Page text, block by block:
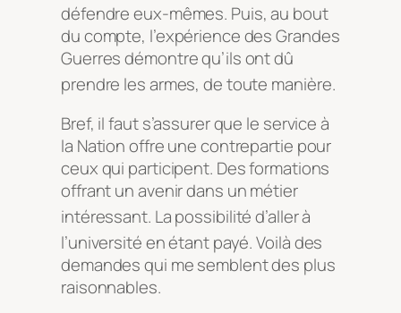
défendre eux-mêmes. Puis, au bout
du compte, l’expérience des Grandes
Guerres démontre qu’ils ont dû
prendre les armes, de toute manière.
Bref, il faut s’assurer que le service à
la Nation offre une contrepartie pour
ceux qui participent. Des formations
offrant un avenir dans un métier
intéressant. La possibilité d’aller à
l’université en étant payé. Voilà des
demandes qui me semblent des plus
raisonnables.